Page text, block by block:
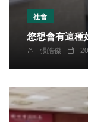
社會
您想會有這種
張皓傑